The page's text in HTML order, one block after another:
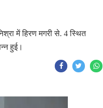
में हिरण मगरी से. 4 स्थित
हुई।